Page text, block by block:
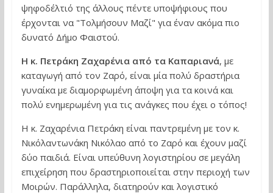
ψηφοδέλτιό της άλλους πέντε υποψήφιους που
έρχονται να "Τολμήσουν Μαζί" για έναν ακόμα πιο
δυνατό Δήμο Φαιστού.
Η κ. Πετράκη Ζαχαρένια από τα Καπαριανά, με
καταγωγή από τον Ζαρό, είναι μία πολύ δραστήρια
γυναίκα με διαμορφωμένη άποψη για τα κοινά και
πολύ ενημερωμένη για τις ανάγκες που έχει ο τόπος!
Η κ. Ζαχαρένια Πετράκη είναι παντρεμένη με τον κ.
Νικόλαντωνάκη Νικόλαο από το Ζαρό και έχουν μαζί
δύο παιδιά. Είναι υπεύθυνη λογιστηρίου σε μεγάλη
επιχείρηση που δραστηριοποιείται στην περιοχή των
Μοιρών. Παράλληλα, διατηρούν και λογιστικό